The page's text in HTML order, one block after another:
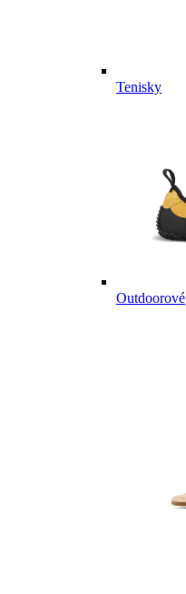
Tenisky
Outdoorové